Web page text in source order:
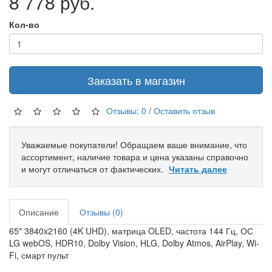
Кол-во
Заказать в магазин
Отзывы: 0 / Оставить отзыв
Уважаемые покупатели! Обращаем ваше внимание, что
ассортимент, наличие товара и цена указаны справочно
и могут отличаться от фактических. Читать далее
Описание
Отзывы (0)
65" 3840x2160 (4K UHD), матрица OLED, частота 144 Гц, ОС
LG webOS, HDR10, Dolby Vision, HLG, Dolby Atmos, AirPlay, Wi-
Fi, смарт пульт